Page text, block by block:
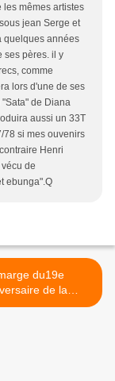
les mêmes artistes
jean Serge et
quelques années
ses pères. il y
comme
lors d'une de ses
de Diana
aussi un 33T
78 si mes ouvenirs
Henri
de
ebunga".Q
du19e
de la
disparition de Franco >